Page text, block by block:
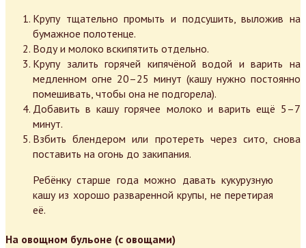
Крупу тщательно промыть и подсушить, выложив на
бумажное полотенце.
Воду и молоко вскипятить отдельно.
Крупу залить горячей кипячёной водой и варить на
медленном огне 20–25 минут (кашу нужно постоянно
помешивать, чтобы она не подгорела).
Добавить в кашу горячее молоко и варить ещё 5–7
минут.
Взбить блендером или протереть через сито, снова
поставить на огонь до закипания.
Ребёнку старше года можно давать кукурузную
кашу из хорошо разваренной крупы, не перетирая
её.
На овощном бульоне (с овощами)